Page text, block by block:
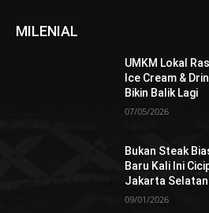
MILENIAL
UMKM Lokal
Ice Cream &
Bikin Balik Lagi
07/05/2026
Bukan Steak
Baru Kali Ini
Jakarta Selatan
09/01/2026